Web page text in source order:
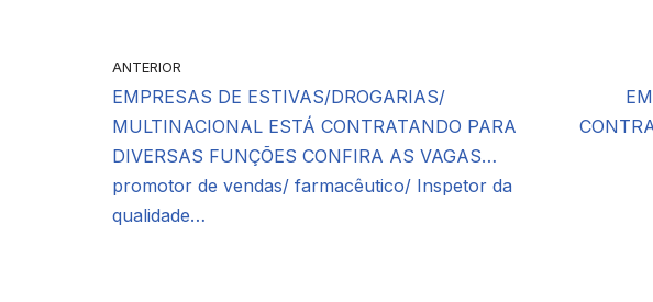
ANTERIOR
EMPRESAS DE ESTIVAS/DROGARIAS/
MULTINACIONAL ESTÁ CONTRATANDO PARA
DIVERSAS FUNÇÕES CONFIRA AS VAGAS…
promotor de vendas/ farmacêutico/ Inspetor da
qualidade…